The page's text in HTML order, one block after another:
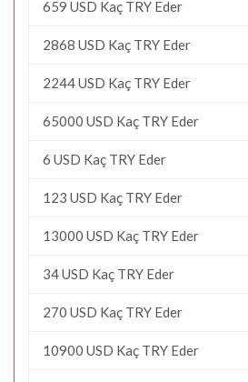
659 USD Kaç TRY Eder
2868 USD Kaç TRY Eder
2244 USD Kaç TRY Eder
65000 USD Kaç TRY Eder
6 USD Kaç TRY Eder
123 USD Kaç TRY Eder
13000 USD Kaç TRY Eder
34 USD Kaç TRY Eder
270 USD Kaç TRY Eder
10900 USD Kaç TRY Eder